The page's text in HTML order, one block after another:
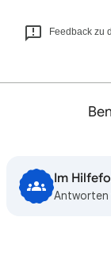
Feedback zu
Im
Antworten